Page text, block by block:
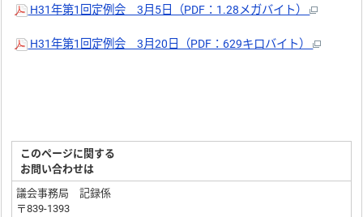
H31年第1回定例会 3月5日（PDF：1.28メガバイト）
H31年第1回定例会 3月20日（PDF：629キロバイト）
このページに関する
お問い合わせは
議会事務局 記録係
〒839-1393